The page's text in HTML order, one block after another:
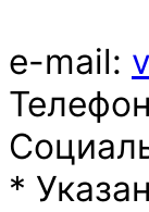
e-mail:
*